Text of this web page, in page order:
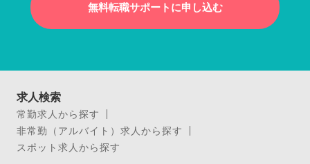
無料転職サポートに申し込む
求人検索
常勤求人から探す
非常勤（アルバイト）求人から探す
スポット求人から探す